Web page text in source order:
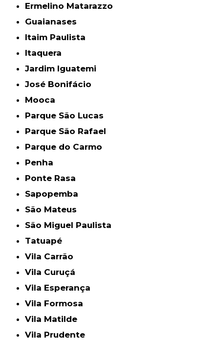
Ermelino Matarazzo
Guaianases
Itaim Paulista
Itaquera
Jardim Iguatemi
José Bonifácio
Mooca
Parque São Lucas
Parque São Rafael
Parque do Carmo
Penha
Ponte Rasa
Sapopemba
São Mateus
São Miguel Paulista
Tatuapé
Vila Carrão
Vila Curuçá
Vila Esperança
Vila Formosa
Vila Matilde
Vila Prudente